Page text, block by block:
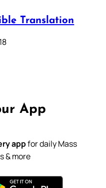
Translation
App
appfor daily Mass
& more